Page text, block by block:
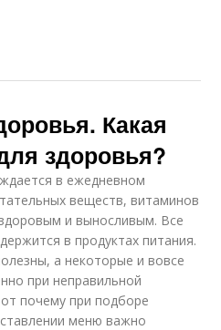
Какая
здоровья?
в ежедневном
веществ, витаминов
и выносливым. Все
в продуктах питания.
а некоторые и вовсе
при неправильной
почему при подборе
меню важно